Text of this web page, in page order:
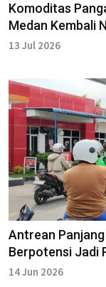
Komoditas
Medan Kembali
13 Jul 2026
Antrean
Berpotensi Jadi
14 Jun 2026